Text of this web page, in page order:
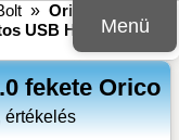
Menü
» Orico
USB HUB USB 2.0
fekete Orico
értékelés